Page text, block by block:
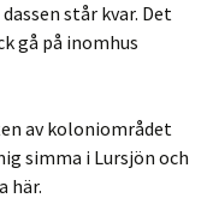
står kvar. Det
gå på inomhus
av koloniområdet
simma i Lursjön och
här.